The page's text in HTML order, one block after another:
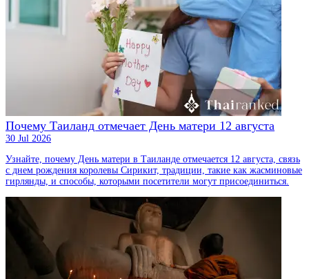
Почему Таиланд отмечает День матери 12 августа
30 Jul 2026
Узнайте, почему День матери в Таиланде отмечается 12 августа, связь
с днем рождения королевы Сирикит, традиции, такие как жасминовые
гирлянды, и способы, которыми посетители могут присоединиться.